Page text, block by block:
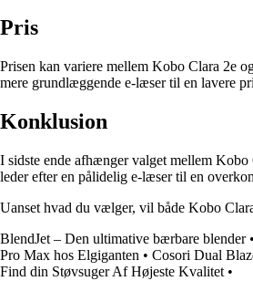
Pris
Prisen kan variere mellem Kobo Clara 2e
mere grundlæggende e-læser til en lavere
Konklusion
I sidste ende afhænger valget mellem
leder efter en pålidelig e-læser til en
Uanset hvad du vælger, vil både Kobo
BlendJet – Den ultimative bærbare blender•
Pro Max hos Elgiganten • Cosori Dual
Find din Støvsuger Af Højeste Kvalitet •